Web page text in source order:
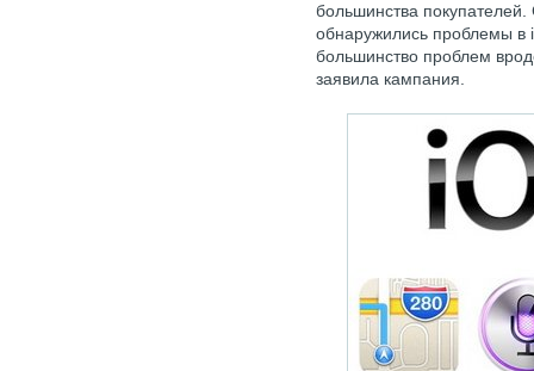
большинства
обнаружились проблемы в
большинство проблем
заявила кампания.